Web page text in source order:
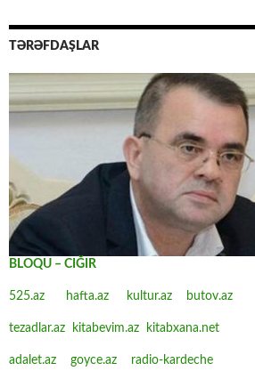
TƏRƏFDAŞLAR
BLOQU – CIĞIR
525.az hafta.az kultur.az butov.az
tezadlar.az kitabevim.az kitabxana.net
adalet.az goyce.az radio-kardeche